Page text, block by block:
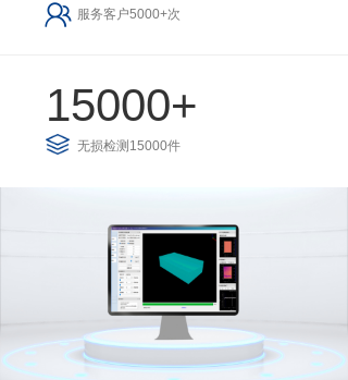
服务客户5000+次
15000+
无损检测15000件